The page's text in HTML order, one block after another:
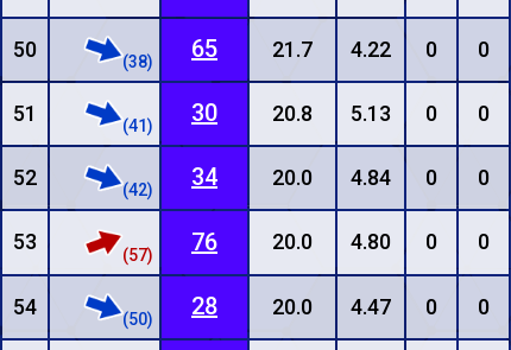
50 (38) 65 21.7 4.22 0 0
51 (41) 30 20.8 5.13 0 0
52 (42) 34 20.0 4.84 0 0
53
(57) 76 20.0 4.80 0 0
54 (50) 28 20.0 4.47 0 0